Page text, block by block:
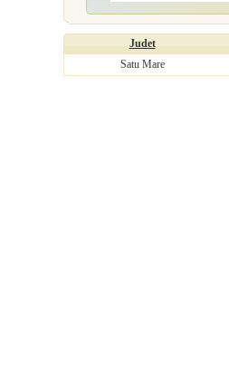
Judet
Satu Mare